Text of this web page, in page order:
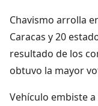
Chavismo arrolla
Caracas y 20
resultado de los
obtuvo la mayor
Vehículo embiste